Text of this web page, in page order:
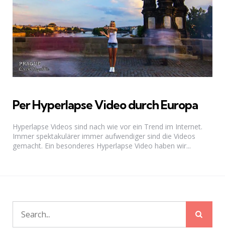
Per Hyperlapse Video durch Europa
Hyperlapse Videos sind nach wie vor ein Trend im Internet.
Immer spektakulärer immer aufwendiger sind die Videos
gemacht. Ein besonderes Hyperlapse Video haben wir...
Search
for: